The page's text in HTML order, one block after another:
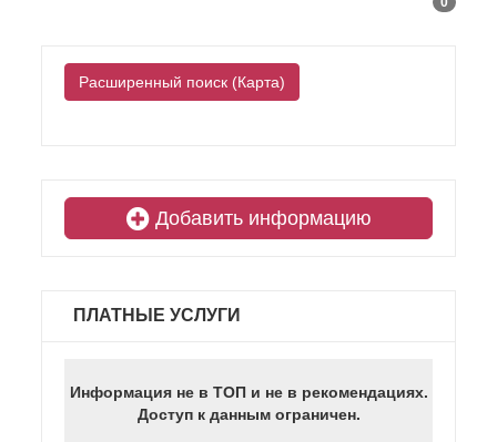
Расширенный поиск (Карта)
Добавить информацию
ПЛАТНЫЕ УСЛУГИ
Информация не в ТОП и не в рекомендациях.
Доступ к данным ограничен.